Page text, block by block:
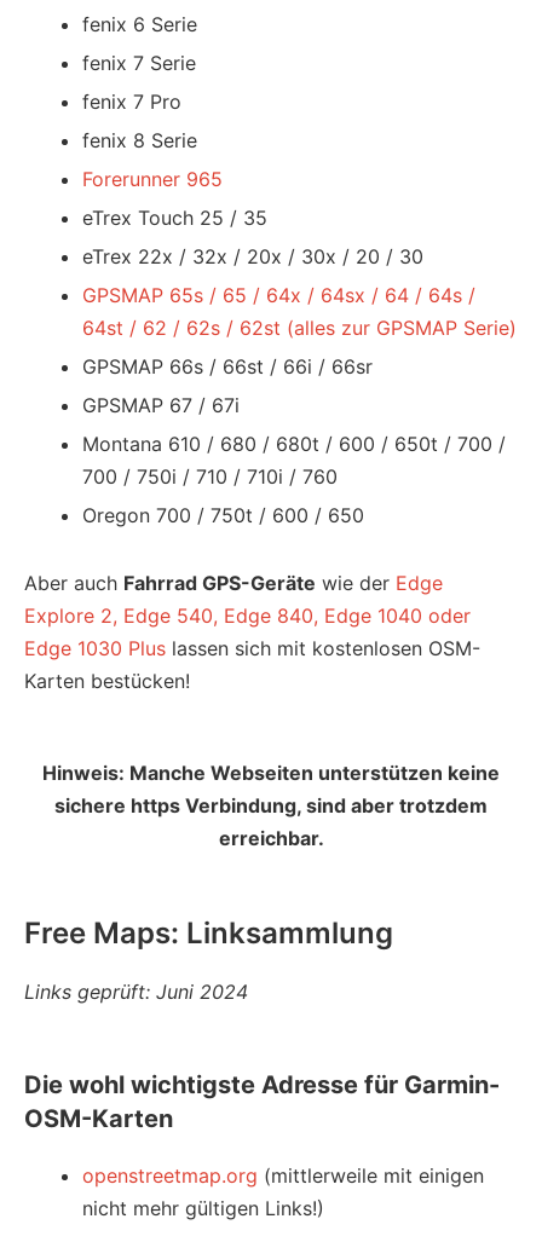
fenix 6 Serie
fenix 7 Serie
fenix 7 Pro
fenix 8 Serie
Forerunner 965
eTrex Touch 25 / 35
eTrex 22x / 32x / 20x / 30x / 20 / 30
GPSMAP 65s / 65 / 64x / 64sx / 64 / 64s /
64st / 62 / 62s / 62st (alles zur GPSMAP Serie)
GPSMAP 66s / 66st / 66i / 66sr
GPSMAP 67 / 67i
Montana 610 / 680 / 680t / 600 / 650t / 700 /
700 / 750i / 710 / 710i / 760
Oregon 700 / 750t / 600 / 650
Aber auch Fahrrad GPS-Geräte wie der Edge
Explore 2, Edge 540, Edge 840, Edge 1040 oder
Edge 1030 Plus lassen sich mit kostenlosen OSM-
Karten bestücken!
Hinweis: Manche Webseiten unterstützen keine
sichere https Verbindung, sind aber trotzdem
erreichbar.
Free Maps: Linksammlung
Links geprüft: Juni 2024
Die wohl wichtigste Adresse für Garmin-
OSM-Karten
openstreetmap.org (mittlerweile mit einigen
nicht mehr gültigen Links!)